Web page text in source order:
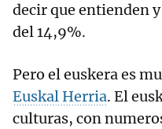
decir que entienden
del 14,9%.
Pero el euskera es
Euskal Herria. El
culturas, con